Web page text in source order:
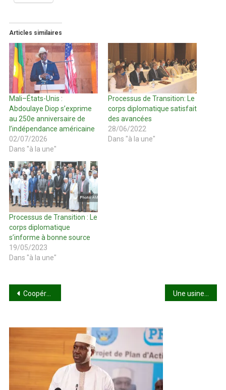
Articles similaires
Mali–États-Unis :
Abdoulaye Diop s’exprime
au 250e anniversaire de
l’indépendance américaine
02/07/2026
Dans "à la une"
Processus de Transition: Le
corps diplomatique satisfait
des avancées
28/06/2022
Dans "à la une"
Processus de Transition : Le
corps diplomatique
s’informe à bonne source
19/05/2023
Dans "à la une"
Navigation
l’article
Coopération Mali–Union Africaine : Le nouveau Représentant spécial de l’UA reçu par le Ministre Abdoulaye Diop